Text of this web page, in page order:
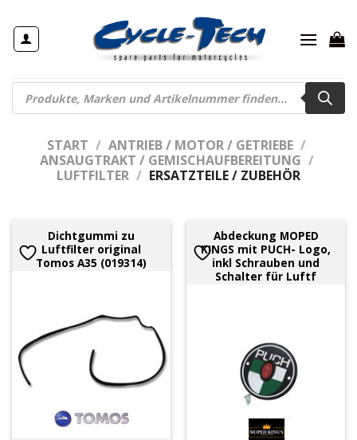
Inhalt
springen
Products
search
START / ANTRIEB / MOTOR / GETRIEBE /
ANSAUGTRAKT / GEMISCHAUFBEREITUNG /
LUFTFILTER / ERSATZTEILE / ZUBEHÖR
Dichtgummi zu
Luftfilter original
Tomos A35 (019314)
Abdeckung MOPED
KINGS mit PUCH- Logo,
inkl Schrauben und
Schalter für Luftf